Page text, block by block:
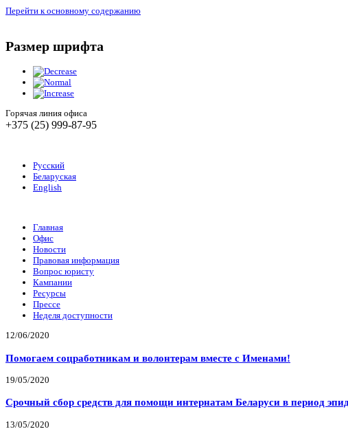
Перейти к основному содержанию
Размер шрифта
Горячая линия офиса
+375 (25) 999-87-95
Русский
Беларуская
English
Главная
Офис
Новости
Правовая информация
Вопрос юристу
Кампании
Ресурсы
Прессе
Неделя доступности
12/06/2020
Помогаем соцработникам и волонтерам вместе с Именами!
19/05/2020
Срочный сбор средств для помощи интернатам Беларуси в период
13/05/2020